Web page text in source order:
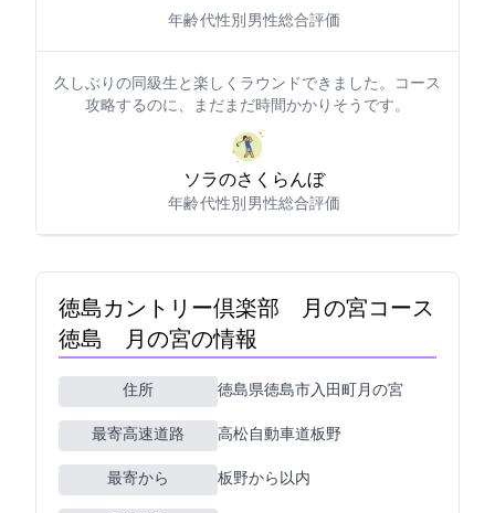
年齢: 50代性別: 男性総合評価: 5
久しぶりの同級生と楽しくラウンドできました。コース
攻略するのに、まだまだ時間かかりそうです。
ソラのさくらんぼ
年齢: 50代性別: 男性総合評価: 4
徳島カントリー倶楽部 月の宮コース
(徳島CC 月の宮C)の情報
住所 徳島県徳島市入田町月の宮227
最寄高速道路 高松自動車道板野
最寄ICから 板野から15km以内